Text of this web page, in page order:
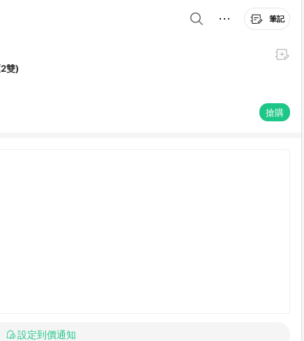
筆記
雙)
搶購
設定到價通知